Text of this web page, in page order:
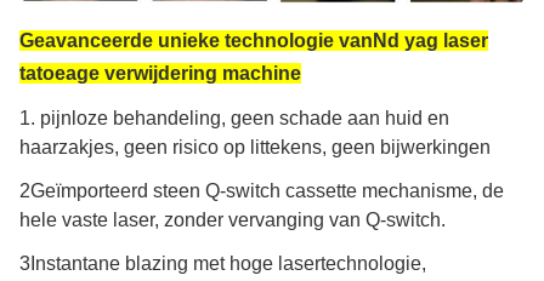
Geavanceerde unieke technologie van Nd yag laser
tatoeage verwijdering machine
1. pijnloze behandeling, geen schade aan huid en
haarzakjes, geen risico op littekens, geen bijwerkingen
2Geïmporteerd steen Q-switch cassette mechanisme, de
hele vaste laser, zonder vervanging van Q-switch.
3Instantane blazing met hoge lasertechnologie,